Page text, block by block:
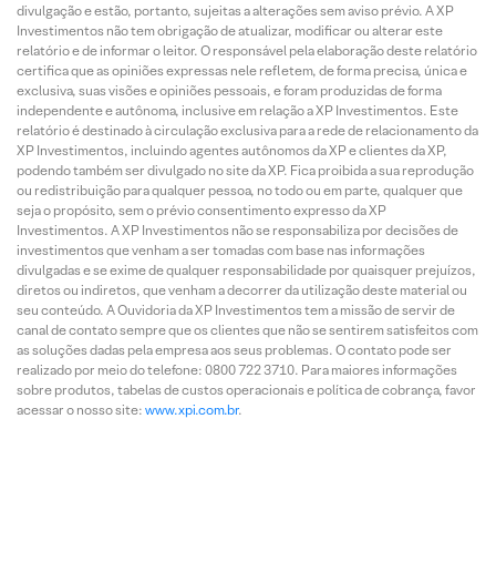
divulgação e estão, portanto, sujeitas a alterações sem aviso prévio. A XP
Investimentos não tem obrigação de atualizar, modificar ou alterar este
relatório e de informar o leitor. O responsável pela elaboração deste relatório
certifica que as opiniões expressas nele refletem, de forma precisa, única e
exclusiva, suas visões e opiniões pessoais, e foram produzidas de forma
independente e autônoma, inclusive em relação a XP Investimentos. Este
relatório é destinado à circulação exclusiva para a rede de relacionamento da
XP Investimentos, incluindo agentes autônomos da XP e clientes da XP,
podendo também ser divulgado no site da XP. Fica proibida a sua reprodução
ou redistribuição para qualquer pessoa, no todo ou em parte, qualquer que
seja o propósito, sem o prévio consentimento expresso da XP
Investimentos. A XP Investimentos não se responsabiliza por decisões de
investimentos que venham a ser tomadas com base nas informações
divulgadas e se exime de qualquer responsabilidade por quaisquer prejuízos,
diretos ou indiretos, que venham a decorrer da utilização deste material ou
seu conteúdo. A Ouvidoria da XP Investimentos tem a missão de servir de
canal de contato sempre que os clientes que não se sentirem satisfeitos com
as soluções dadas pela empresa aos seus problemas. O contato pode ser
realizado por meio do telefone: 0800 722 3710. Para maiores informações
sobre produtos, tabelas de custos operacionais e política de cobrança, favor
acessar o nosso site: www.xpi.com.br.